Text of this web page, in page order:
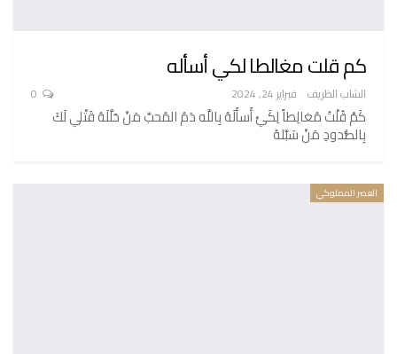
كم قلت مغالطا لكي أسأله
الشاب الظريف فبراير 24, 2024
كَمْ قُلْتُ مُغالِطاً لِكَيْ أَسأَلَهُ بِاللَّه دَمُ المُحبِّ مَنْ حَلَّلَهُ قَتْلي لَكَ
بِالصُّدودِ مَنْ سَبَّلهُ
العصر المملوكي